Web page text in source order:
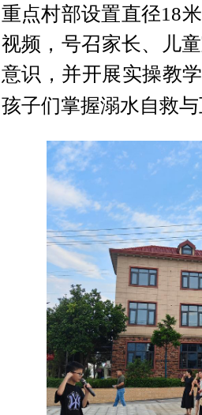
重点村部设置直径18
视频，号召家长、儿
意识，并开展实操教
孩子们掌握溺水自救